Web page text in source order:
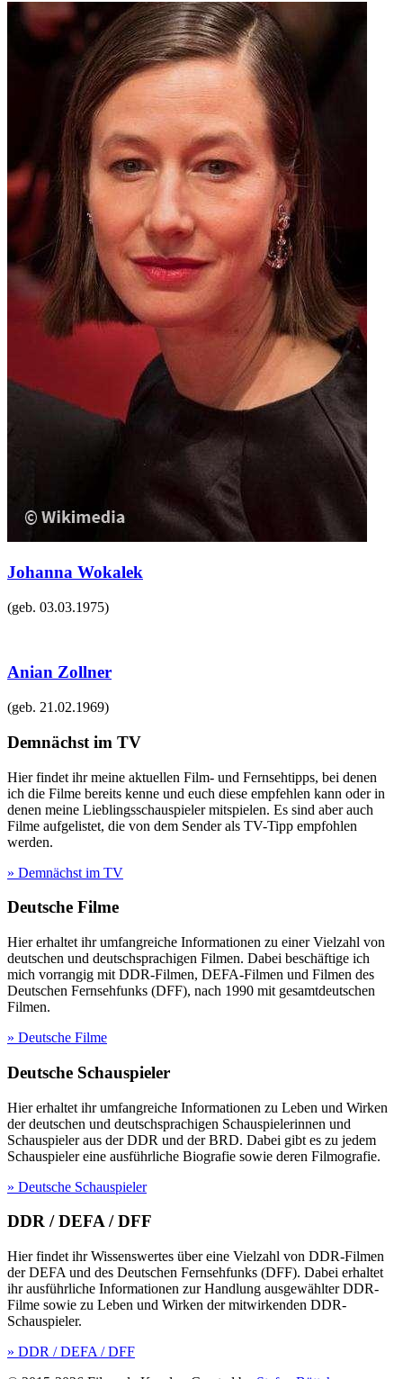
Johanna Wokalek
(geb. 03.03.1975)
Anian Zollner
(geb. 21.02.1969)
Demnächst im TV
Hier findet ihr meine aktuellen Film- und Fernsehtipps, bei denen
ich die Filme bereits kenne und euch diese empfehlen kann oder in
denen meine Lieblingsschauspieler mitspielen. Es sind aber auch
Filme aufgelistet, die von dem Sender als TV-Tipp empfohlen
werden.
» Demnächst im TV
Deutsche Filme
Hier erhaltet ihr umfangreiche Informationen zu einer Vielzahl von
deutschen und deutschsprachigen Filmen. Dabei beschäftige ich
mich vorrangig mit DDR-Filmen, DEFA-Filmen und Filmen des
Deutschen Fernsehfunks (DFF), nach 1990 mit gesamtdeutschen
Filmen.
» Deutsche Filme
Deutsche Schauspieler
Hier erhaltet ihr umfangreiche Informationen zu Leben und Wirken
der deutschen und deutschsprachigen Schauspielerinnen und
Schauspieler aus der DDR und der BRD. Dabei gibt es zu jedem
Schauspieler eine ausführliche Biografie sowie deren Filmografie.
» Deutsche Schauspieler
DDR / DEFA / DFF
Hier findet ihr Wissenswertes über eine Vielzahl von DDR-Filmen
der DEFA und des Deutschen Fernsehfunks (DFF). Dabei erhaltet
ihr ausführliche Informationen zur Handlung ausgewählter DDR-
Filme sowie zu Leben und Wirken der mitwirkenden DDR-
Schauspieler.
» DDR / DEFA / DFF